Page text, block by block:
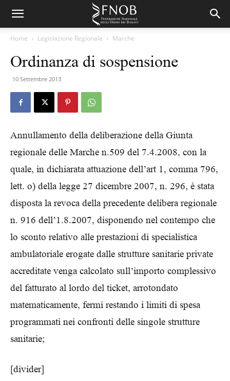
Home Legislazione Regionale Marche
Ordinanza di sospensione
10 Settembre 2013
Annullamento della deliberazione della Giunta
regionale delle Marche n.509 del 7.4.2008, con la
quale, in dichiarata attuazione dell’art 1, comma 796,
lett. o) della legge 27 dicembre 2007, n. 296, è stata
disposta la revoca della precedente delibera regionale
n. 916 dell’1.8.2007, disponendo nel contempo che
lo sconto relativo alle prestazioni di specialistica
ambulatoriale erogate dalle strutture sanitarie private
accreditate venga calcolato sull’importo complessivo
del fatturato al lordo del ticket, arrotondato
matematicamente, fermi restando i limiti di spesa
programmati nei confronti delle singole strutture
sanitarie;
[divider]